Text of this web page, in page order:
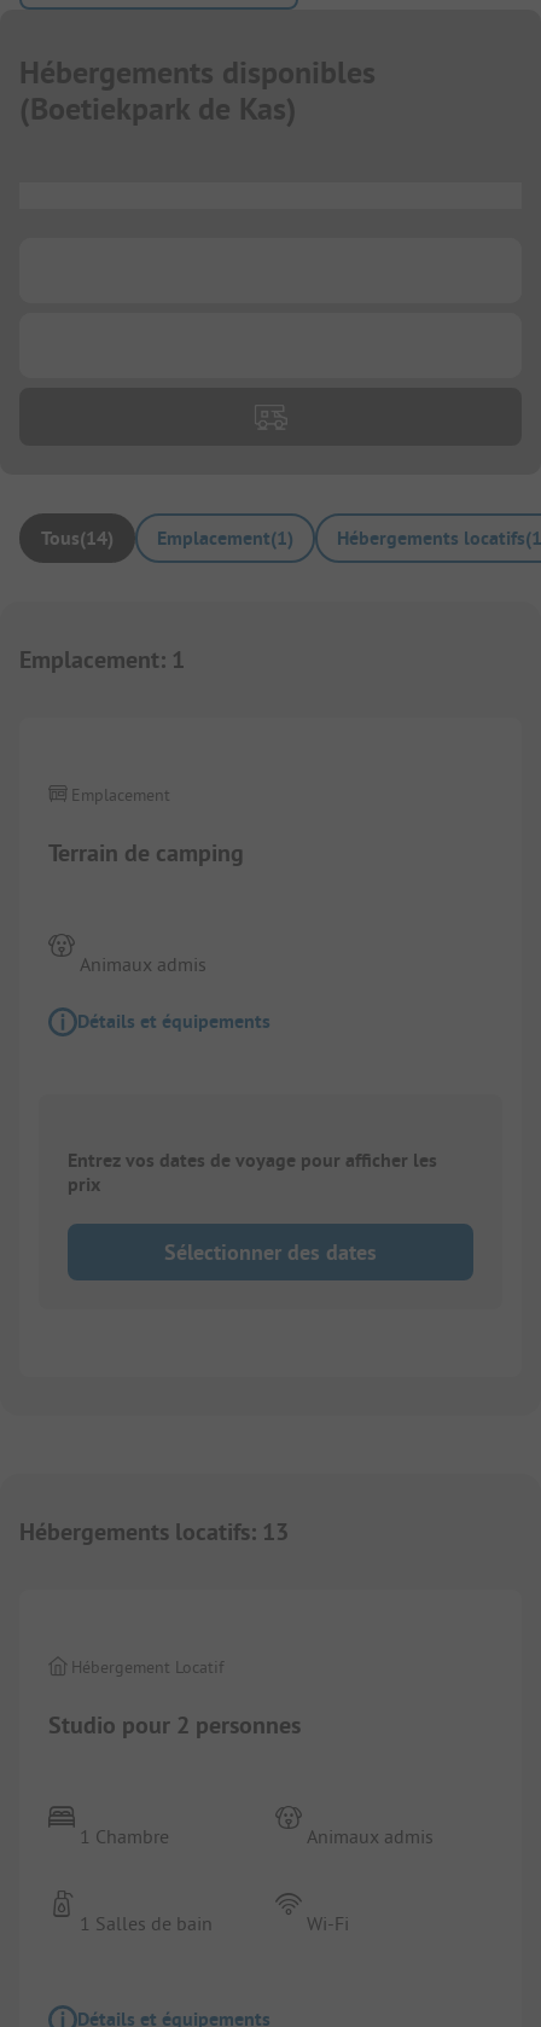
Hébergements disponibles
(Boetiekpark de Kas)
Tous(14) Emplacement(1) Hébergements locatifs(
Emplacement: 1
Terrain de camping
Emplacement
Animaux admis
Détails et équipements
Entrez vos dates de voyage pour afficher les
prix
Sélectionner des dates
Hébergements locatifs: 13
Studio pour 2 personnes
Hébergement Locatif
1 Chambre
1 Salles de bain
Animaux admis
Wi-Fi
Détails et équipements